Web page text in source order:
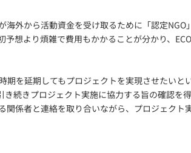
海外から活動資金を受け取るために「認定NGO
想より煩雑で費用もかかることが分かり、
期を延期してもプロジェクトを実現させたいと
続きプロジェクト実施に協力する旨の確認を得
関係者と連絡を取り合いながら、プロジェクト